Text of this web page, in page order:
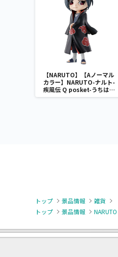
【NARUTO】【Aノーマル
カラー】NARUTO-ナルト-
疾風伝 Q posket-うちはイ
タチ-
トップ 景品情報 雑貨
トップ
景品情報 NARUTO